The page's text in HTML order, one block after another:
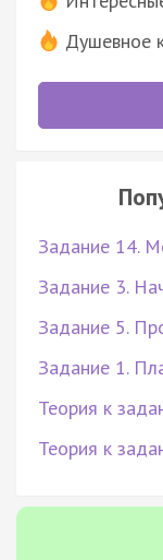
Душевное
Задание 14.
Задание 3.
Задание 5.
Задание 1.
Теория к
Теория к